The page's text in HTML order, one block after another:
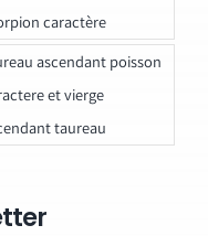
caractère
ascendant poisson
et vierge
taureau